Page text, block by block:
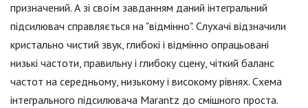
призначений. А зі своїм завданням даний інтегральний
підсилювач справляється на "відмінно". Слухачі відзначили
кристально чистий звук, глибокі і відмінно опрацьовані
низькі частоти, правильну і глибоку сцену, чіткий баланс
частот на середньому, низькому і високому рівнях. Схема
інтегрального підсилювача Marantz до смішного проста.